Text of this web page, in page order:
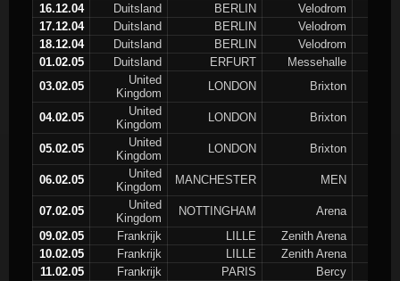
16.12.04
Duitsland BERLIN
Velodrom
17.12.04
Duitsland BERLIN
Velodrom
18.12.04
Duitsland BERLIN
Velodrom
01.02.05
Duitsland ERFURT
Messehalle
03.02.05
United
Kingdom
LONDON Brixton
04.02.05
United
Kingdom
LONDON Brixton
05.02.05
United
Kingdom
LONDON Brixton
06.02.05
United
Kingdom
MANCHESTER MEN
07.02.05
United
Kingdom
NOTTINGHAM
Arena
09.02.05
Frankrijk LILLE
Zenith Arena
10.02.05
Frankrijk LILLE
Zenith Arena
11.02.05
Frankrijk PARIS
Bercy